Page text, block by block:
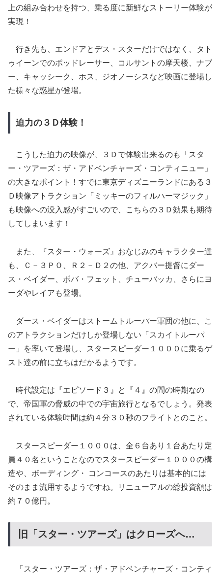
上の組み合わせを持つ、乗る度に新鮮なストーリー体験が
実現！
行き先も、エンドアとデス・スターだけではなく、タト
ゥイーンでのポッドレーサー、コルサントの摩天楼、ナブ
ー、キャッシーク、ホス、ジオノーシスなど映画に登場し
た様々な惑星が登場。
迫力の３Ｄ体験！
こうした迫力の映像が、３Ｄで体験出来るのも「スタ
ー・ツアーズ：ザ・アドベンチャーズ・コンティニュー」
の大きなポイント！すでに東京ディズニーランドにある３
Ｄ映像アトラクション「ミッキーのフィルハーマジック」
も映像への没入感がすごいので、こちらの３Ｄ効果も期待
してしまいます！
また、『スター・ウォーズ』おなじみのキャラクター達
も、Ｃ－３ＰＯ、Ｒ２－Ｄ２の他、アクバー提督にダー
ス・ベイダー、ボバ・フェット、チューバッカ、さらにヨ
ーダやレイアも登場。
ダース・ベイダーはストームトルーパー軍団の他に、こ
のアトラクションだけしか登場しない「スカイトルーパ
ー」を率いて登場し、スタースピーダー１０００に乗るゲ
スト達の前に立ちはだかるようです。
時代設定は『エピソード３』と『４』の間の時期なの
で、帝国軍の脅威の中での宇宙旅行となるでしょう。発表
されている体験時間は約４分３０秒のフライトとのこと。
スタースピーダー１０００は、全６台あり１台あたり定
員４０名ということなのでスタースピーダー１０００の構
造や、ボーディング・ コンコースのあたりは基本的には
そのまま流用するようですね。リニューアルの総投資額は
約７０億円。
旧「スター・ツアーズ」はクローズへ…
「スター・ツアーズ：ザ・アドベンチャーズ・コンティ